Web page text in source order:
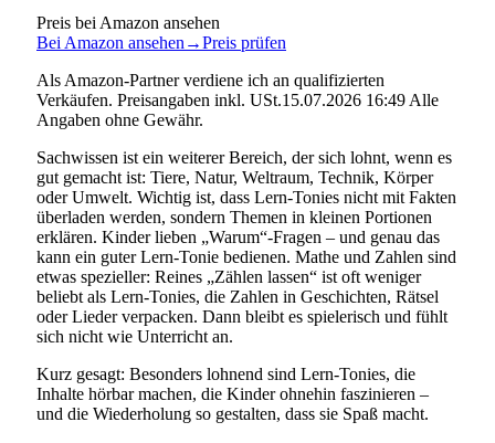
Preis bei Amazon ansehen
Bei Amazon ansehen →Preis prüfen
Als Amazon-Partner verdiene ich an qualifizierten
Verkäufen. Preisangaben inkl. USt.15.07.2026 16:49 Alle
Angaben ohne Gewähr.
Sachwissen ist ein weiterer Bereich, der sich lohnt, wenn es
gut gemacht ist: Tiere, Natur, Weltraum, Technik, Körper
oder Umwelt. Wichtig ist, dass Lern-Tonies nicht mit Fakten
überladen werden, sondern Themen in kleinen Portionen
erklären. Kinder lieben „Warum“-Fragen – und genau das
kann ein guter Lern-Tonie bedienen. Mathe und Zahlen sind
etwas spezieller: Reines „Zählen lassen“ ist oft weniger
beliebt als Lern-Tonies, die Zahlen in Geschichten, Rätsel
oder Lieder verpacken. Dann bleibt es spielerisch und fühlt
sich nicht wie Unterricht an.
Kurz gesagt: Besonders lohnend sind Lern-Tonies, die
Inhalte hörbar machen, die Kinder ohnehin faszinieren –
und die Wiederholung so gestalten, dass sie Spaß macht.